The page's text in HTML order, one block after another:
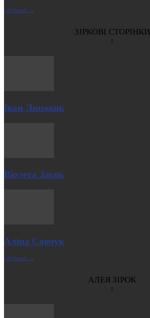
| Більше →
ЗІРКОВІ СТОРІНКИ
Іван Липовик
Віолета Заєць
Аліна Савчук
| Більше →
АЛЕЯ ЗІРОК